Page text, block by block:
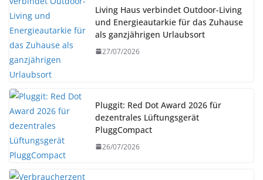
Living Haus verbindet Outdoor-Living
und Energieautarkie für das Zuhause
als ganzjährigen Urlaubsort
27/07/2026
Pluggit: Red Dot Award 2026 für
dezentrales Lüftungsgerät
PluggCompact
26/07/2026